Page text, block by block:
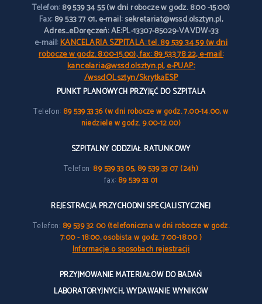
Telefon:89 539 34 55 (w dni robocze w godz. 8:00 -15:00)
Fax:89 533 77 01, e-mail: sekretariat@wssd.olsztyn.pl,
Adres_eDoręczeń: AE:PL-13307-85029-VAVDW-33
e-mail:KANCELARIA SZPITALA: tel. 89 539 34 59 (w dni
robocze w godz. 8:00-15.00), fax: 89 533 78 22, e-mail:
kancelaria@wssd.olsztyn.pl, e-PUAP:
/wssdOLsztyn/SkrytkaESP
PUNKT PLANOWYCH PRZYJĘĆ DO SZPITALA
Telefon: 89 539 33 36 (w dni robocze w godz. 7.00-14.00, w
niedziele w godz. 9.00-12.00)
SZPITALNY ODDZIAŁ RATUNKOWY
Telefon:89 539 33 05, 89 539 33 07 (24h)
fax: 89 539 33 01
REJESTRACJA PRZYCHODNI SPECJALISTYCZNEJ
Telefon: 89 539 32 00 (telefoniczna w dni robocze w godz.
7:00 - 18:00, osobista w godz. 7:00-18:00 )
Informacje o sposobach rejestracji
PRZYJMOWANIE MATERIAŁÓW DO BADAŃ
LABORATORYJNYCH, WYDAWANIE WYNIKÓW